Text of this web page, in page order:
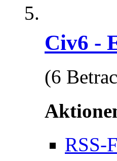
Civ6 -
(6
RSS-